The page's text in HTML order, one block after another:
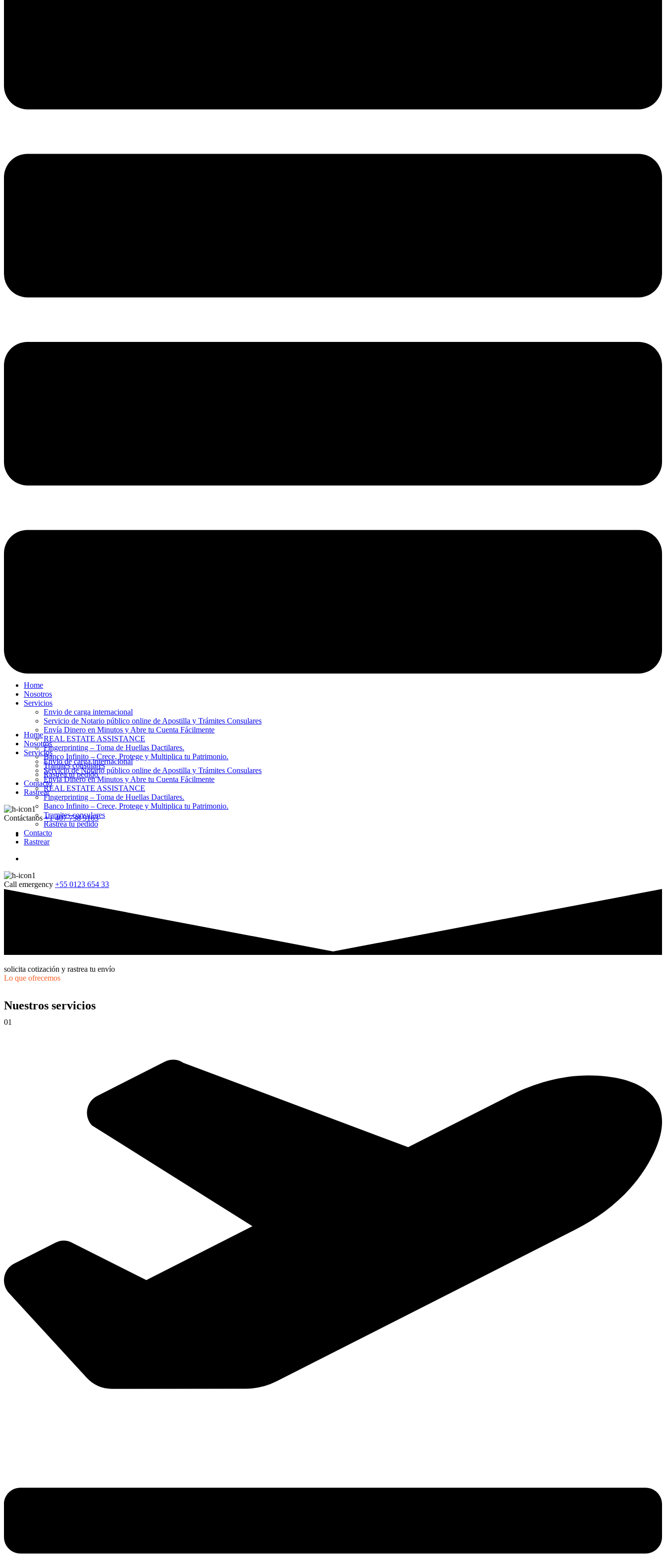
Home
Nosotros
Servicios
Envio de carga internacional
Servicio de Notario público online de Apostilla y Trámites Consulares
Envía Dinero en Minutos y Abre tu Cuenta Fácilmente
REAL ESTATE ASSISTANCE
Fingerprinting – Toma de Huellas Dactilares.
Banco Infinito – Crece, Protege y Multiplica tu Patrimonio.
Tramites consulares
Rastrea tu pedido
Contacto
Rastrear
Contáctanos +1 407 738 9163
Home
Nosotros
Servicios
Envio de carga internacional
Servicio de Notario público online de Apostilla y Trámites Consulares
Envía Dinero en Minutos y Abre tu Cuenta Fácilmente
REAL ESTATE ASSISTANCE
Fingerprinting – Toma de Huellas Dactilares.
Banco Infinito – Crece, Protege y Multiplica tu Patrimonio.
Tramites consulares
Rastrea tu pedido
Contacto
Rastrear
Call emergency +55 0123 654 33
solicita cotización y rastrea tu envío
Lo que ofrecemos
Nuestros servicios
01